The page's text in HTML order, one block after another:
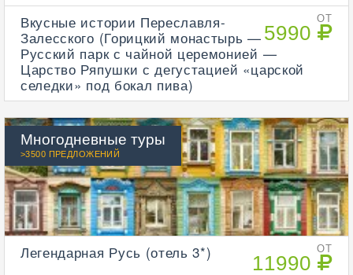
ОТ
5990
Вкусные истории Переславля-
Залесского (Горицкий монастырь —
Русский парк с чайной церемонией —
Царство Ряпушки с дегустацией «царской
селедки» под бокал пива)
Многодневные туры
>3500 ПРЕДЛОЖЕНИЙ
ОТ
11990
Легендарная Русь (отель 3*)